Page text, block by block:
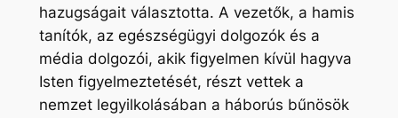
hazugságait választotta. A vezetők, a hamis
tanítók, az egészségügyi dolgozók és a
média dolgozói, akik figyelmen kívül hagyva
Isten figyelmeztetését, részt vettek a
nemzet legyilkolásában a háborús bűnösök